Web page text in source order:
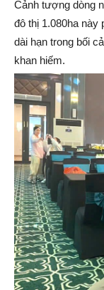
Cảnh tượng dòng
đô thị 1.080ha này
dài hạn trong bối
khan hiếm.